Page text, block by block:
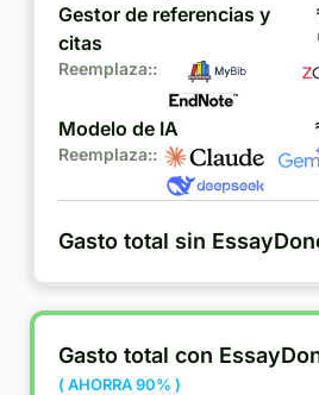
Gestor de referencias y
citas
Reemplaza::
Modelo de IA
Reemplaza::
Gasto total sin
Gasto total con
( AHORRA 90% )